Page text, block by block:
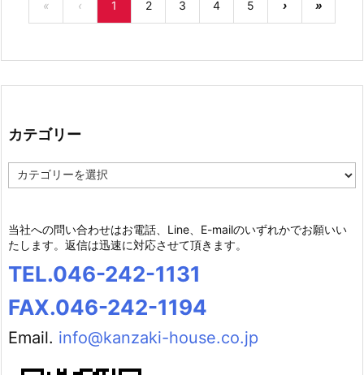
« ‹ 1 2 3 4 5 › »
カテゴリー
テ
ー
当社への問い合わせはお電話、Line、E-mailのいずれかでお願いい
たします。返信は迅速に対応させて頂きます。
TEL.046-242-1131
FAX.046-242-1194
Email. info@kanzaki-house.co.jp